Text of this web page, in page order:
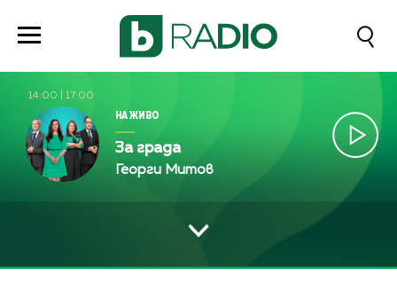
14:00 17:00
НА ЖИВО
За града
Георги Митов